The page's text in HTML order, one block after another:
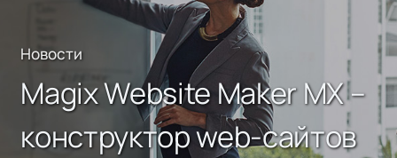
Новости
Magix Website Maker MX –
конструктор web-сайтов